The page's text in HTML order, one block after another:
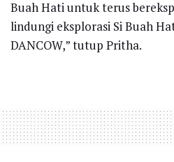
Buah Hati untuk terus
lindungi eksplorasi Si Buah
DANCOW,” tutup Pritha.